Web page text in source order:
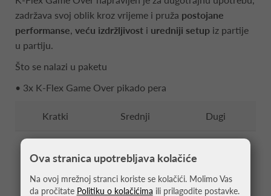
zadržava svoj oblik kroz vrijeme i pruža postojane
performanse, veću izdržljivost i uredniji setup iz partije
u partiju.
Što se nalazi u paketu
• 3x K-Flex Game Over pikado pera
Kratki Srednji Dugi
Ova stranica upotrebljava kolačiće
Na ovoj mrežnoj stranci koriste se kolačići. Molimo Vas
da pročitate Politiku o kolačićima ili prilagodite postavke.